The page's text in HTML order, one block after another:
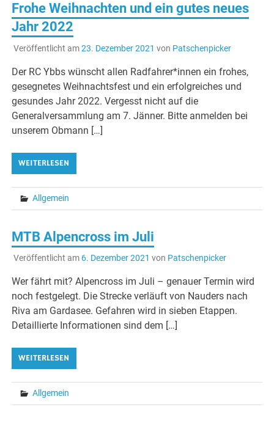
Frohe Weihnachten und ein gutes neues
Jahr 2022
Veröffentlicht am23. Dezember 2021 von Patschenpicker
Der RC Ybbs wünscht allen Radfahrer*innen ein frohes,
gesegnetes Weihnachtsfest und ein erfolgreiches und
gesundes Jahr 2022. Vergesst nicht auf die
Generalversammlung am 7. Jänner. Bitte anmelden bei
unserem Obmann […]
WEITERLESEN
Allgemein
MTB Alpencross im Juli
Veröffentlicht am 6. Dezember 2021 von Patschenpicker
Wer fährt mit? Alpencross im Juli – genauer Termin wird
noch festgelegt. Die Strecke verläuft von Nauders nach
Riva am Gardasee. Gefahren wird in sieben Etappen.
Detaillierte Informationen sind dem […]
WEITERLESEN
Allgemein